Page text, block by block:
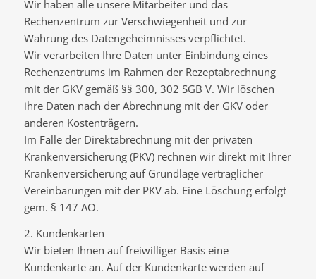
Wir haben alle unsere Mitarbeiter und das
Rechenzentrum zur Verschwiegenheit und zur
Wahrung des Datengeheimnisses verpflichtet.
Wir verarbeiten Ihre Daten unter Einbindung eines
Rechenzentrums im Rahmen der Rezeptabrechnung
mit der GKV gemäß §§ 300, 302 SGB V. Wir löschen
ihre Daten nach der Abrechnung mit der GKV oder
anderen Kostenträgern.
Im Falle der Direktabrechnung mit der privaten
Krankenversicherung (PKV) rechnen wir direkt mit Ihrer
Krankenversicherung auf Grundlage vertraglicher
Vereinbarungen mit der PKV ab. Eine Löschung erfolgt
gem. § 147 AO.
2. Kundenkarten
Wir bieten Ihnen auf freiwilliger Basis eine
Kundenkarte an. Auf der Kundenkarte werden auf